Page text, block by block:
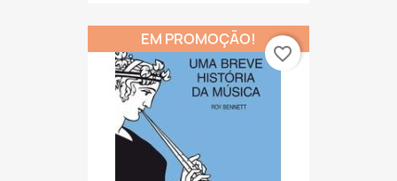
EM PROMOÇÃO!
favorite_border